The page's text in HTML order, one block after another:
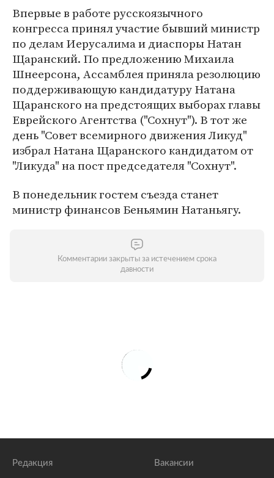
Впервые в работе русскоязычного
конгресса принял участие бывший министр
по делам Иерусалима и диаспоры Натан
Щаранский. По предложению Михаила
Шнеерсона, Ассамблея приняла резолюцию
поддерживающую кандидатуру Натана
Щаранского на предстоящих выборах главы
Еврейского Агентства ("Сохнут"). В тот же
день "Совет всемирного движения Ликуд"
избрал Натана Щаранского кандидатом от
"Ликуда" на пост председателя "Сохнут".
В понедельник гостем съезда станет
министр финансов Беньямин Натаньягу.
Комментарии закрыты за истечением срока
давности
Редакция Вакансии